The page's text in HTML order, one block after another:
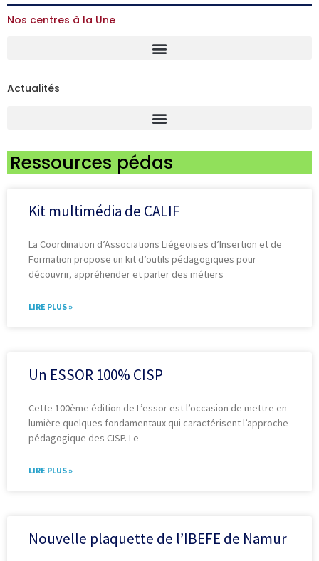
Nos centres à la Une
Actualités
Ressources pédas
Kit multimédia de CALIF
La Coordination d’Associations Liégeoises d’Insertion et de
Formation propose un kit d’outils pédagogiques pour
découvrir, appréhender et parler des métiers
LIRE PLUS »
Un ESSOR 100% CISP
Cette 100ème édition de L’essor est l’occasion de mettre en
lumière quelques fondamentaux qui caractérisent l’approche
pédagogique des CISP. Le
LIRE PLUS »
Nouvelle plaquette de l’IBEFE de Namur